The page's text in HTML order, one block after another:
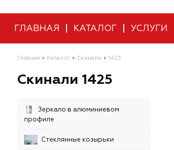
ГЛАВНАЯ КАТАЛОГ УСЛУГИ
Главная Каталог Скинали 1425
Скинали 1425
Зеркало в алюминиевом
профиле
Стеклянные козырьки